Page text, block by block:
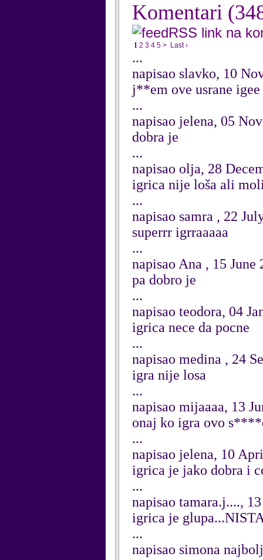
Komentari
RSS link na
1 2 3 4 5 > Last ›
...
napisao slavko, 10
j**em ove usrane igee
...
napisao jelena, 05
dobra je
...
napisao olja, 28
igrica nije loša ali
...
napisao samra , 22
superrr igrraaaaa
...
napisao Ana , 15 June
pa dobro je
...
napisao teodora, 04
igrica nece da pocne
...
napisao medina , 24
igra nije losa
...
napisao mijaaaa, 13
onaj ko igra ovo
...
napisao jelena, 10
igrica je jako dobra i
...
napisao tamara.j....,
igrica je
...
napisao simona